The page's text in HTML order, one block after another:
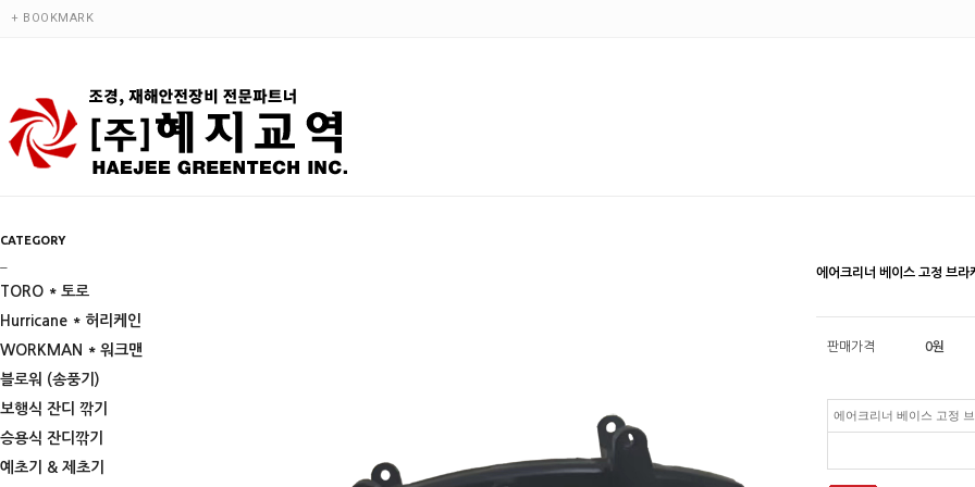
+ BOOKMARK
CATEGORY
TORO * 토로
Hurricane * 허리케인
WORKMAN * 워크맨
블로워 (송풍기)
보행식 잔디 깎기
승용식 잔디깎기
예초기 & 제초기
에어크리너 베이스 고정 브
판매가격 0원
에어크리너 베이스 고정